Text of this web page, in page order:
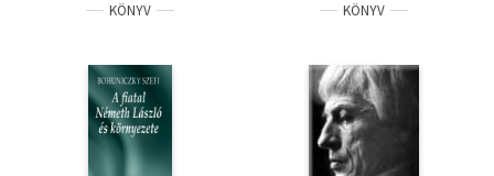
KÖNYV KÖNYV